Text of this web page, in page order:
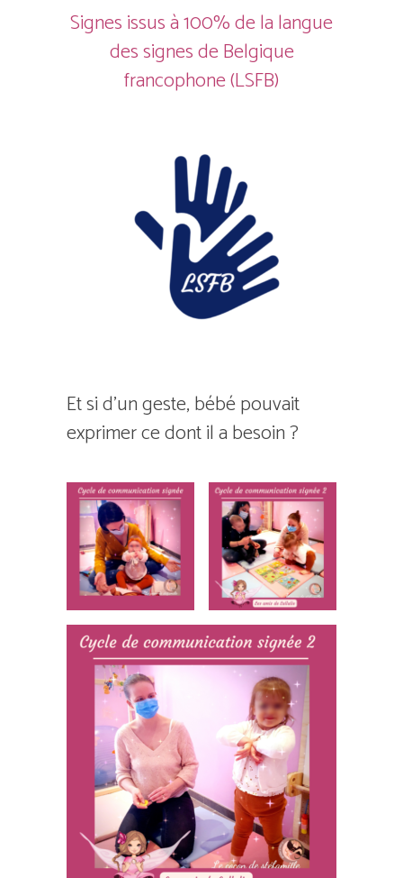
Signes issus à 100% de la langue
des signes de Belgique
francophone (LSFB)
Et si d’un geste, bébé pouvait
exprimer ce dont il a besoin ?